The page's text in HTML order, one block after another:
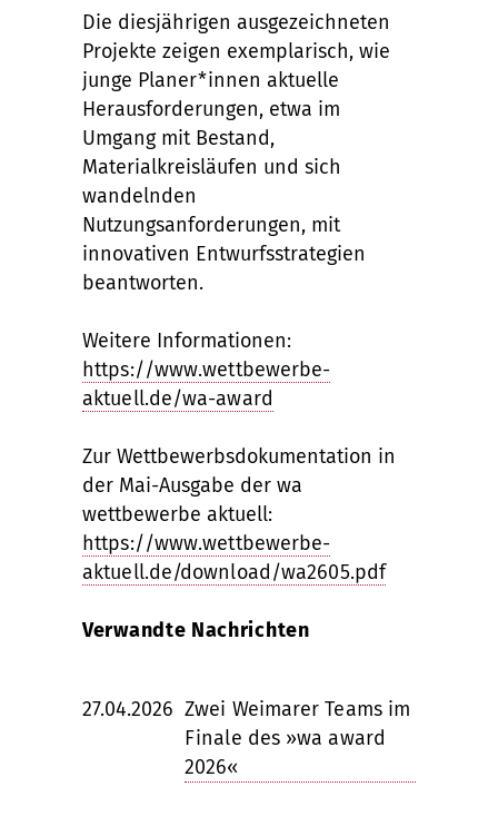
Die diesjährigen ausgezeichneten
Projekte zeigen exemplarisch, wie
junge Planer*innen aktuelle
Herausforderungen, etwa im
Umgang mit Bestand,
Materialkreisläufen und sich
wandelnden
Nutzungsanforderungen, mit
innovativen Entwurfsstrategien
beantworten.
Weitere Informationen:
https://www.wettbewerbe-
aktuell.de/wa-award
Zur Wettbewerbsdokumentation in
der Mai-Ausgabe der wa
wettbewerbe aktuell:
https://www.wettbewerbe-
aktuell.de/download/wa2605.pdf
Verwandte Nachrichten
27.04.2026 Zwei Weimarer Teams im
Finale des »wa award
2026«